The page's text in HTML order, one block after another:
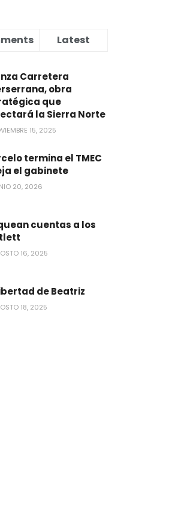
Latest
Carretera
obra
que
la Sierra Norte
15, 2025
termina el TMEC
el gabinete
20, 2026
cuentas a los
16, 2025
de Beatriz
18, 2025